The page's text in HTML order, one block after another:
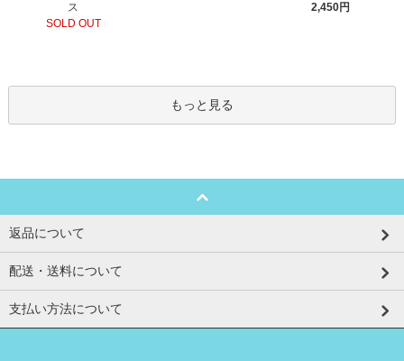
ス
SOLD OUT
2,450円
もっと見る
返品について
配送・送料について
支払い方法について